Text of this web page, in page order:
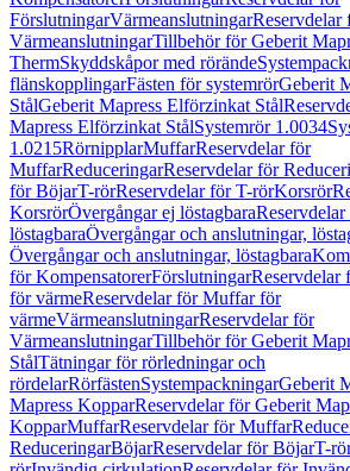
FörslutningarVärmeanslutningarReservdelar
VärmeanslutningarTillbehör för Geberit
ThermSkyddskåpor med rörände
flänskopplingarFästen för systemrörGeberit
StålGeberit Mapress Elförzinkat Stål
Mapress Elförzinkat StålSystemrör 1.0034
1.0215RörnipplarMuffarReservdelar för
MuffarReduceringarReservdelar för
för BöjarT-rörReservdelar för T-rörKorsrör
KorsrörÖvergångar ej löstagbara
löstagbaraÖvergångar och anslutningar,
Övergångar och anslutningar, löstagbara
för KompensatorerFörslutningarReservdelar
för värmeReservdelar för Muffar för
värmeVärmeanslutningarReservdelar för
VärmeanslutningarTillbehör för Geberit
StålTätningar för rörledningar och
rördelarRörfästenSystempackningarGeberit
Mapress KopparReservdelar för Geberit
KopparMuffarReservdelar för Muffar
ReduceringarBöjarReservdelar för BöjarT-